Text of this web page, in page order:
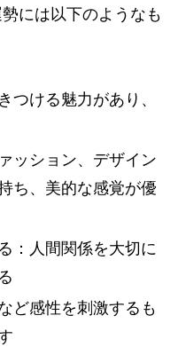
には以下のようなも
つける魅力があり、
ッション、デザイン
ち、美的な感覚が優
：人間関係を大切に
ど感性を刺激するも